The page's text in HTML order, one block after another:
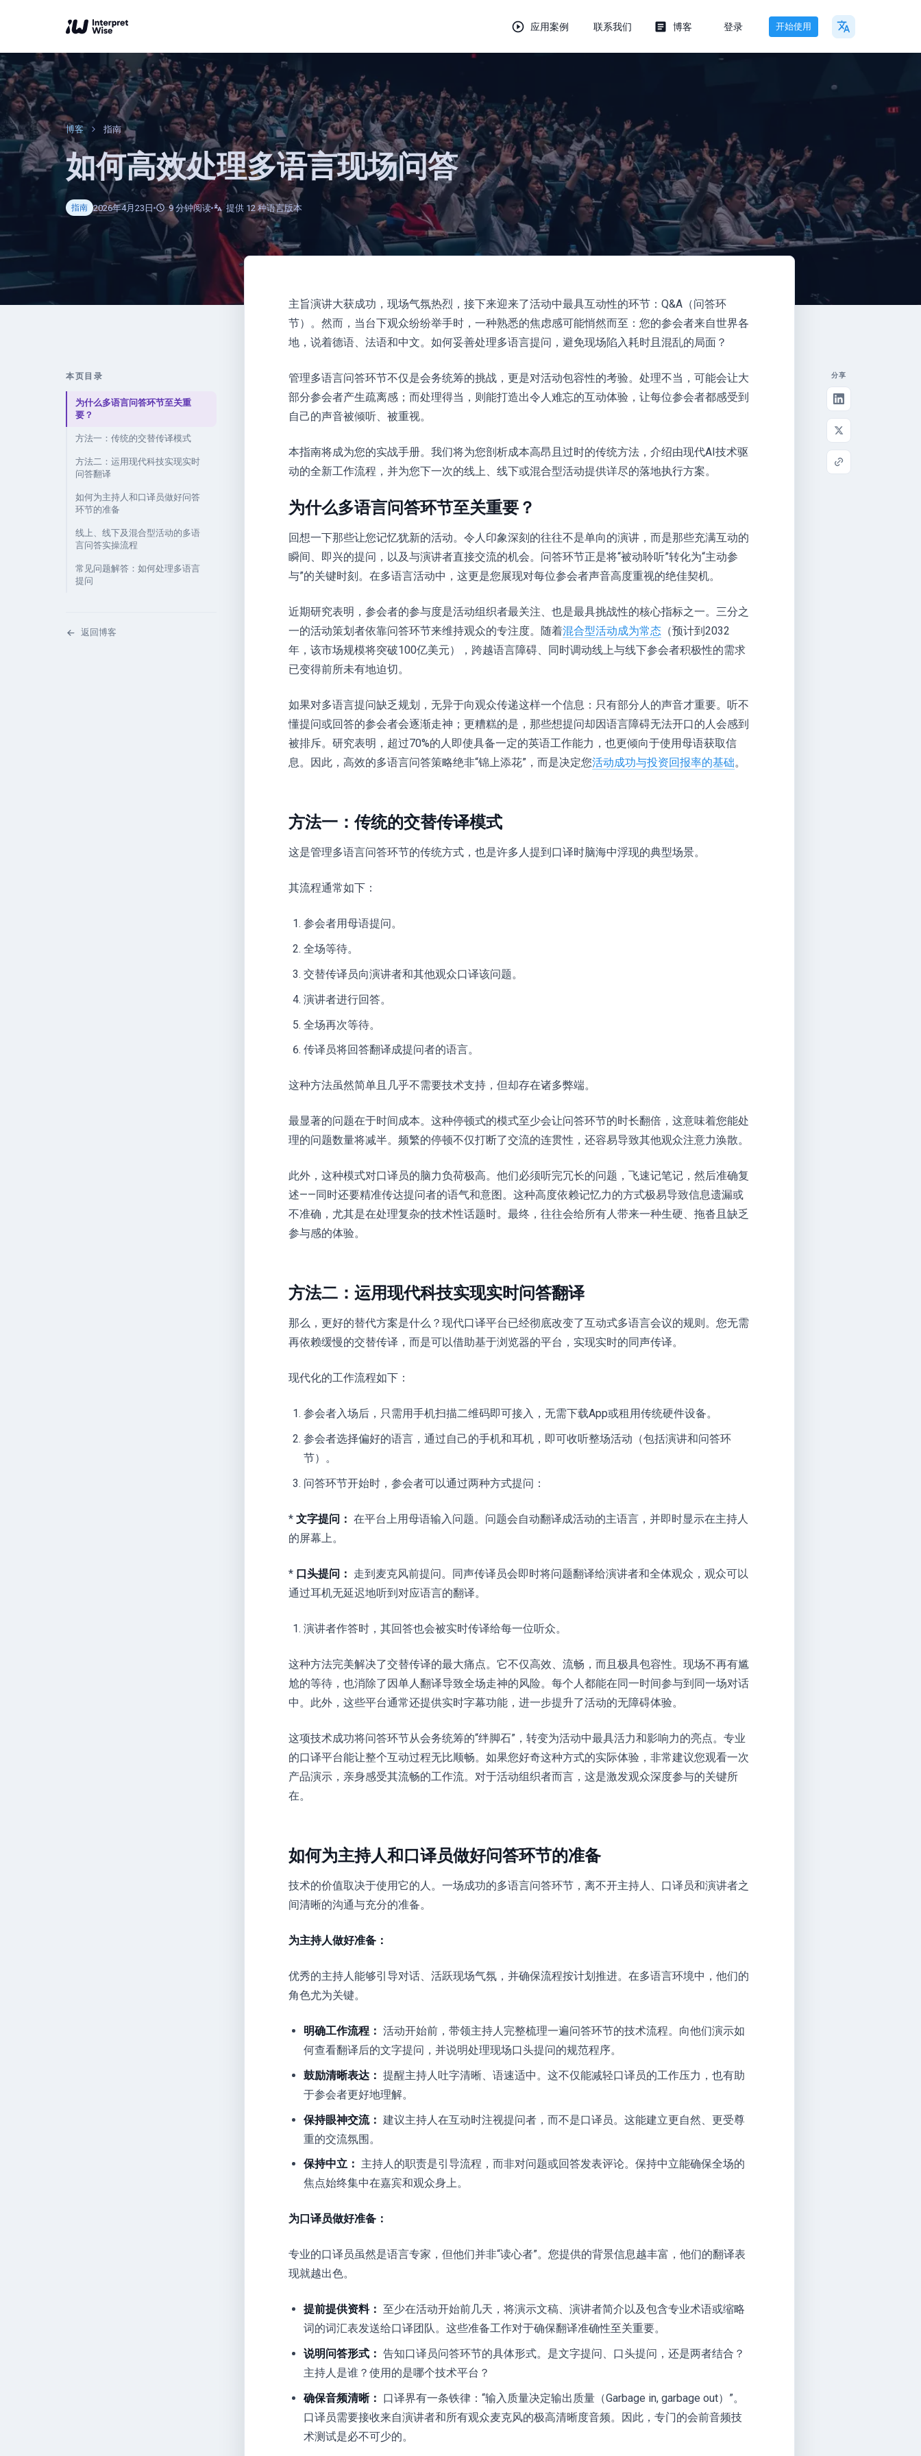
应用案例 联系我们 博客 登录 开始使用
博客 指南
如何高效处理多语言现场问答
指南 2026年4月23日 9 分钟阅读 提供 12 种语言版本
本页目录
为什么多语言问答环节至关重
要？
方法一：传统的交替传译模式
方法二：运用现代科技实现实时
问答翻译
如何为主持人和口译员做好问答
环节的准备
线上、线下及混合型活动的多语
言问答实操流程
常见问题解答：如何处理多语言
提问
返回博客
主旨演讲大获成功，现场气氛热烈，接下来迎来了活动中最具互动性的环节：Q&A（问答环
节）。然而，当台下观众纷纷举手时，一种熟悉的焦虑感可能悄然而至：您的参会者来自世界各
地，说着德语、法语和中文。如何妥善处理多语言提问，避免现场陷入耗时且混乱的局面？
管理多语言问答环节不仅是会务统筹的挑战，更是对活动包容性的考验。处理不当，可能会让大
部分参会者产生疏离感；而处理得当，则能打造出令人难忘的互动体验，让每位参会者都感受到
自己的声音被倾听、被重视。
本指南将成为您的实战手册。我们将为您剖析成本高昂且过时的传统方法，介绍由现代AI技术驱
动的全新工作流程，并为您下一次的线上、线下或混合型活动提供详尽的落地执行方案。
为什么多语言问答环节至关重要？
回想一下那些让您记忆犹新的活动。令人印象深刻的往往不是单向的演讲，而是那些充满互动的
瞬间、即兴的提问，以及与演讲者直接交流的机会。问答环节正是将“被动聆听”转化为“主动参
与”的关键时刻。在多语言活动中，这更是您展现对每位参会者声音高度重视的绝佳契机。
近期研究表明，参会者的参与度是活动组织者最关注、也是最具挑战性的核心指标之一。三分之
一的活动策划者依靠问答环节来维持观众的专注度。随着混合型活动成为常态 （预计到2032
年，该市场规模将突破100亿美元），跨越语言障碍、同时调动线上与线下参会者积极性的需求
已变得前所未有地迫切。
如果对多语言提问缺乏规划，无异于向观众传递这样一个信息：只有部分人的声音才重要。听不
懂提问或回答的参会者会逐渐走神；更糟糕的是，那些想提问却因语言障碍无法开口的人会感到
被排斥。研究表明，超过70%的人即使具备一定的英语工作能力，也更倾向于使用母语获取信
息。因此，高效的多语言问答策略绝非“锦上添花”，而是决定您活动成功与投资回报率的基础。
方法一：传统的交替传译模式
这是管理多语言问答环节的传统方式，也是许多人提到口译时脑海中浮现的典型场景。
其流程通常如下：
参会者用母语提问。
全场等待。
交替传译员向演讲者和其他观众口译该问题。
演讲者进行回答。
全场再次等待。
传译员将回答翻译成提问者的语言。
这种方法虽然简单且几乎不需要技术支持，但却存在诸多弊端。
最显著的问题在于时间成本。这种停顿式的模式至少会让问答环节的时长翻倍，这意味着您能处
理的问题数量将减半。频繁的停顿不仅打断了交流的连贯性，还容易导致其他观众注意力涣散。
此外，这种模式对口译员的脑力负荷极高。他们必须听完冗长的问题，飞速记笔记，然后准确复
述——同时还要精准传达提问者的语气和意图。这种高度依赖记忆力的方式极易导致信息遗漏或
不准确，尤其是在处理复杂的技术性话题时。最终，往往会给所有人带来一种生硬、拖沓且缺乏
参与感的体验。
方法二：运用现代科技实现实时问答翻译
那么，更好的替代方案是什么？现代口译平台已经彻底改变了互动式多语言会议的规则。您无需
再依赖缓慢的交替传译，而是可以借助基于浏览器的平台，实现实时的同声传译。
现代化的工作流程如下：
参会者入场后，只需用手机扫描二维码即可接入，无需下载App或租用传统硬件设备。
参会者选择偏好的语言，通过自己的手机和耳机，即可收听整场活动（包括演讲和问答环
节）。
问答环节开始时，参会者可以通过两种方式提问：
* 文字提问： 在平台上用母语输入问题。问题会自动翻译成活动的主语言，并即时显示在主持人
的屏幕上。
* 口头提问： 走到麦克风前提问。同声传译员会即时将问题翻译给演讲者和全体观众，观众可以
通过耳机无延迟地听到对应语言的翻译。
演讲者作答时，其回答也会被实时传译给每一位听众。
这种方法完美解决了交替传译的最大痛点。它不仅高效、流畅，而且极具包容性。现场不再有尴
尬的等待，也消除了因单人翻译导致全场走神的风险。每个人都能在同一时间参与到同一场对话
中。此外，这些平台通常还提供实时字幕功能，进一步提升了活动的无障碍体验。
这项技术成功将问答环节从会务统筹的“绊脚石”，转变为活动中最具活力和影响力的亮点。专业
的口译平台能让整个互动过程无比顺畅。如果您好奇这种方式的实际体验，非常建议您观看一次
产品演示，亲身感受其流畅的工作流。对于活动组织者而言，这是激发观众深度参与的关键所
在。
如何为主持人和口译员做好问答环节的准备
技术的价值取决于使用它的人。一场成功的多语言问答环节，离不开主持人、口译员和演讲者之
间清晰的沟通与充分的准备。
为主持人做好准备：
优秀的主持人能够引导对话、活跃现场气氛，并确保流程按计划推进。在多语言环境中，他们的
角色尤为关键。
明确工作流程： 活动开始前，带领主持人完整梳理一遍问答环节的技术流程。向他们演示如
何查看翻译后的文字提问，并说明处理现场口头提问的规范程序。
鼓励清晰表达： 提醒主持人吐字清晰、语速适中。这不仅能减轻口译员的工作压力，也有助
于参会者更好地理解。
保持眼神交流： 建议主持人在互动时注视提问者，而不是口译员。这能建立更自然、更受尊
重的交流氛围。
保持中立： 主持人的职责是引导流程，而非对问题或回答发表评论。保持中立能确保全场的
焦点始终集中在嘉宾和观众身上。
为口译员做好准备：
专业的口译员虽然是语言专家，但他们并非“读心者”。您提供的背景信息越丰富，他们的翻译表
现就越出色。
提前提供资料： 至少在活动开始前几天，将演示文稿、演讲者简介以及包含专业术语或缩略
词的词汇表发送给口译团队。这些准备工作对于确保翻译准确性至关重要。
说明问答形式： 告知口译员问答环节的具体形式。是文字提问、口头提问，还是两者结合？
主持人是谁？使用的是哪个技术平台？
确保音频清晰： 口译界有一条铁律：“输入质量决定输出质量（Garbage in, garbage out）”。
口译员需要接收来自演讲者和所有观众麦克风的极高清晰度音频。因此，专门的会前音频技
术测试是必不可少的。
分享